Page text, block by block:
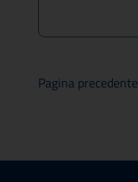
Pagina precedente